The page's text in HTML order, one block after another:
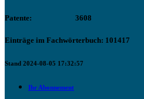
Patente: 3608
Einträge im Fachwörterbuch: 101417
Stand 2024-08-05 17:32:57
Ihr Abonnement